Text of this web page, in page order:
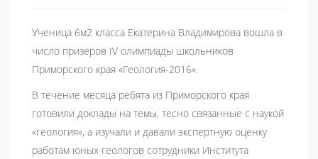
Ученица 6м2 класса Екатерина Владимирова вошла в
число призеров IV олимпиады школьников
Приморского края «Геология-2016».
В течение месяца ребята из Приморского края
готовили доклады на темы, тесно связанные с наукой
«геология», а изучали и давали экспертную оценку
работам юных геологов сотрудники Института